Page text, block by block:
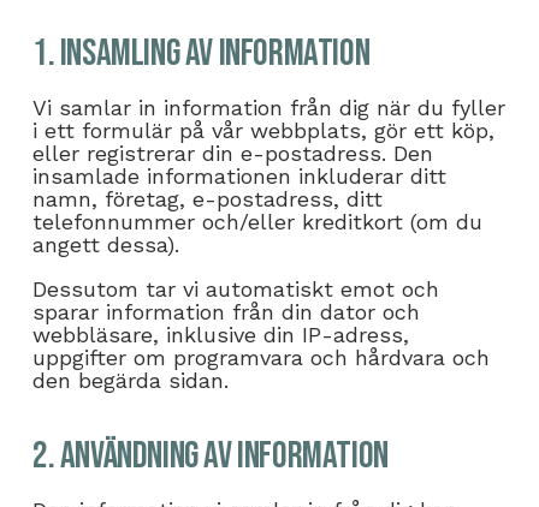
1. Insamling av information
Vi samlar in information från dig när du fyller
i ett formulär på vår webbplats, gör ett köp,
eller registrerar din e-postadress. Den
insamlade informationen inkluderar ditt
namn, företag, e-postadress, ditt
telefonnummer och/eller kreditkort (om du
angett dessa).
Dessutom tar vi automatiskt emot och
sparar information från din dator och
webbläsare, inklusive din IP-adress,
uppgifter om programvara och hårdvara och
den begärda sidan.
2. Användning av information